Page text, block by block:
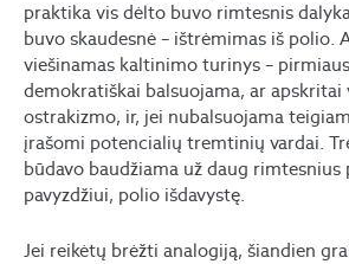
praktika vis dėlto buvo rimtesnis
buvo skaudesnė – ištrėmimas iš polio.
viešinamas kaltinimo turinys –
demokratiškai balsuojama, ar
ostrakizmo, ir, jei nubalsuojama
įrašomi potencialių tremtinių vardai.
būdavo baudžiama už daug rimtesnius
pavyzdžiui, polio išdavystę.
Jei reikėtų brėžti analogiją, šiandien